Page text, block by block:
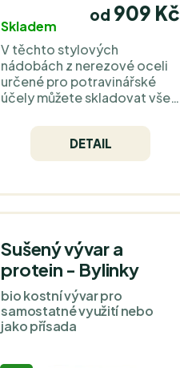
Skladem
od 909 Kč
V těchto stylových
nádobách z nerezové oceli
určené pro potravinářské
účely můžete skladovat vše
proteinový prášek. Díky
vzduchotěsné technologii
odstraňuje kyslík z nádoby a
vynikajícím stavu. Vybrat si
můžete rovnou zd dvou
DETAIL
Sušený vývar a
protein - Bylinky
bio kostní vývar pro
samostatné využití nebo
jako přísada